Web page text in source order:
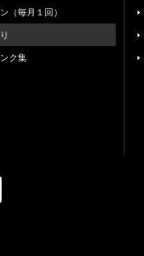
（毎月１回）
ク集